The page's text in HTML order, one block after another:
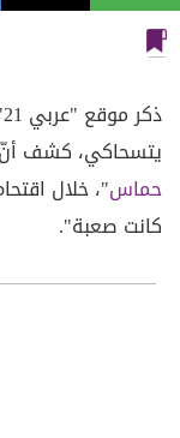
يتسحاكي، كشف أنّ
حماس"، خلال
كانت صعبة".